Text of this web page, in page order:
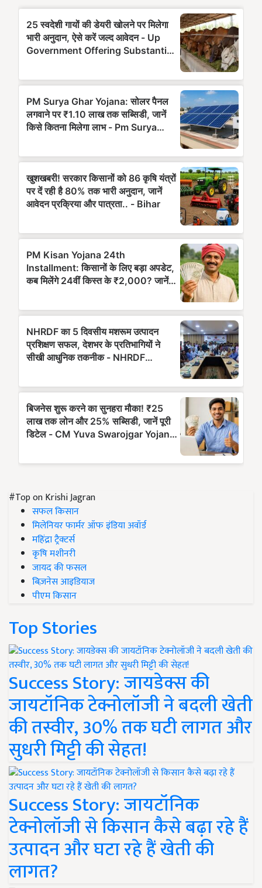
#Top on Krishi Jagran
सफल किसान
मिलेनियर फार्मर ऑफ इंडिया अवॉर्ड
महिंद्रा ट्रैक्टर्स
कृषि मशीनरी
जायद की फसल
बिज़नेस आइडियाज
पीएम किसान
Top Stories
Success Story: जायडेक्स की
जायटॉनिक टेक्नोलॉजी ने बदली खेती
की तस्वीर, 30% तक घटी लागत और
सुधरी मिट्टी की सेहत!
Success Story: जायटॉनिक
टेक्नोलॉजी से किसान कैसे बढ़ा रहे हैं
उत्पादन और घटा रहे हैं खेती की
लागत?